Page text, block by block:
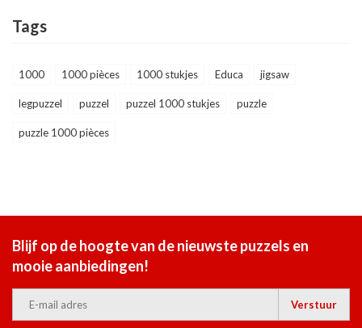
Tags
1000 1000 pièces 1000 stukjes Educa jigsaw
legpuzzel puzzel puzzel 1000 stukjes puzzle
puzzle 1000 pièces
Blijf op de hoogte van de nieuwste puzzels en
mooie aanbiedingen!
Verstuur